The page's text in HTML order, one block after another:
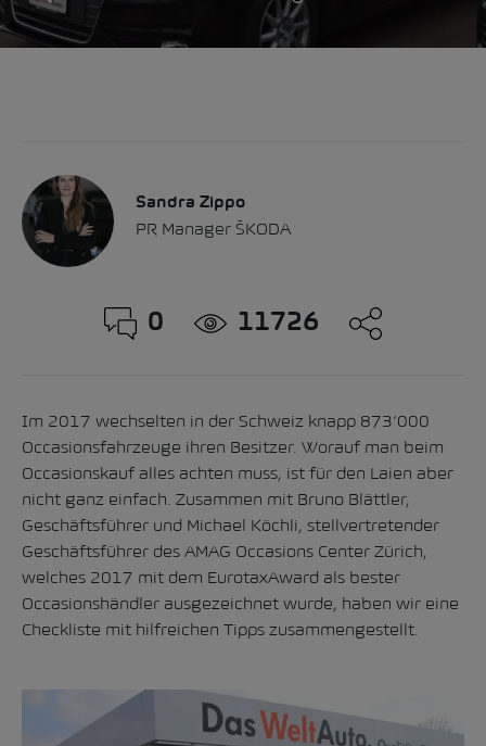
Sandra Zippo
PR Manager ŠKODA
0 11726
Im 2017 wechselten in der Schweiz knapp 873’000
Occasionsfahrzeuge ihren Besitzer. Worauf man beim
Occasionskauf alles achten muss, ist für den Laien aber
nicht ganz einfach. Zusammen mit Bruno Blättler,
Geschäftsführer und Michael Köchli, stellvertretender
Geschäftsführer des AMAG Occasions Center Zürich,
welches 2017 mit dem EurotaxAward als bester
Occasionshändler ausgezeichnet wurde, haben wir eine
Checkliste mit hilfreichen Tipps zusammengestellt.